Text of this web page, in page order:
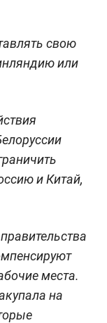
свою
или
и Китай,
места.
на